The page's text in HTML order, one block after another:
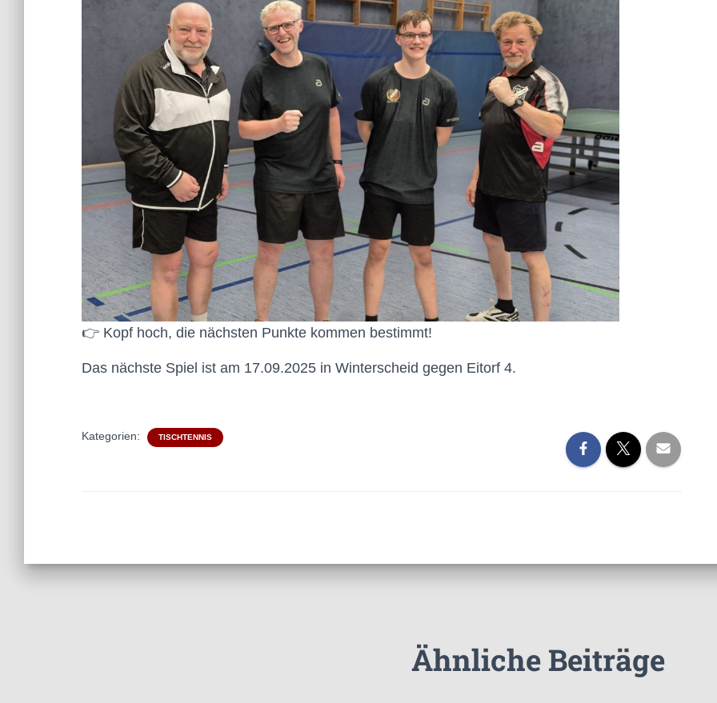
👉 Kopf hoch, die nächsten Punkte kommen bestimmt!
Das nächste Spiel ist am 17.09.2025 in Winterscheid gegen Eitorf 4.
Kategorien: TISCHTENNIS
Ähnliche Beiträge